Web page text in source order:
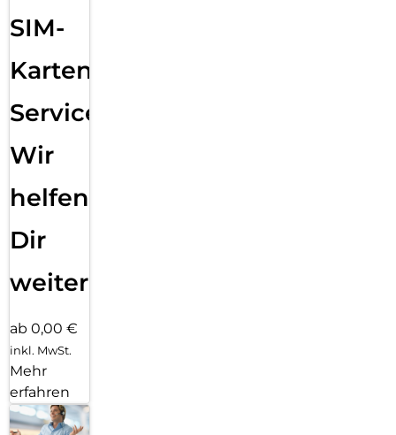
verwende Siri und erhalte Mitteilungen. Die Series 11 (GPS)
funktioniert mit deinem iPhone und im WLAN, damit du in
SIM-
Karten
Service:
Wir
helfen
Dir
weiter
ab 0,00 €
inkl. MwSt.
Mehr
erfahren